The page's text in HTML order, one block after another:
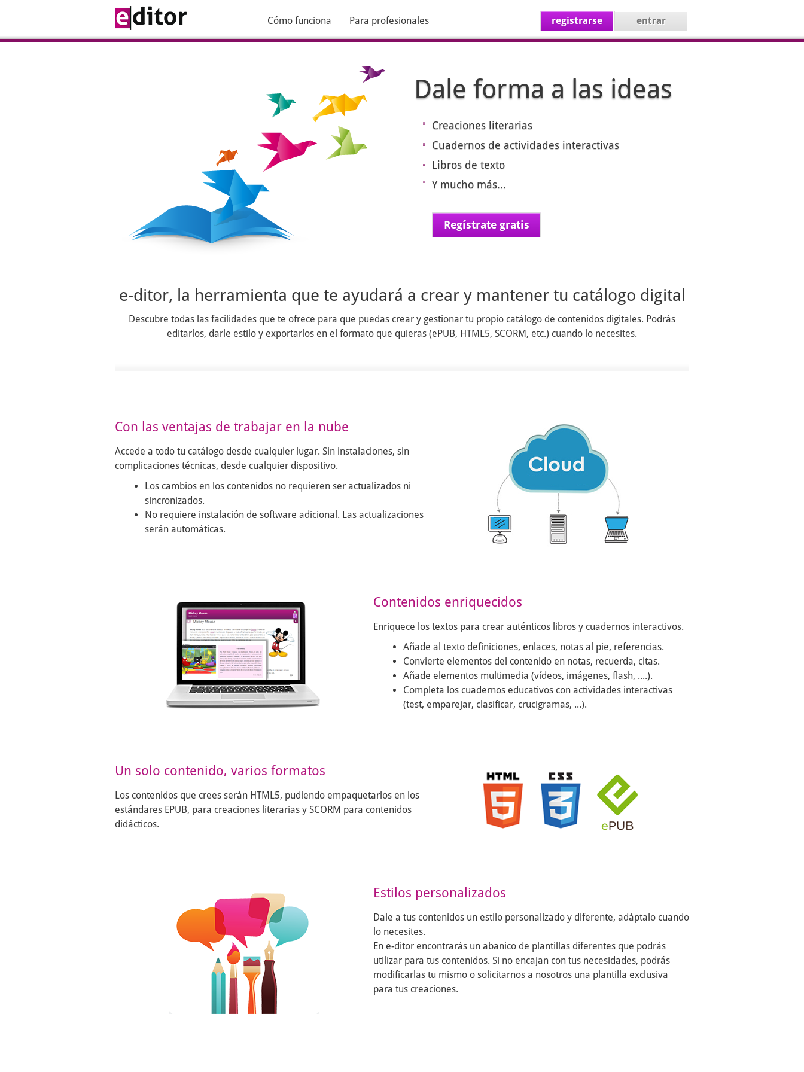
Cómo funciona Para profesionales registrarse entrar
Dale forma a las ideas
Creaciones literarias
Cuadernos de actividades interactivas
Libros de texto
Y mucho más...
Regístrate gratis
e-ditor, la herramienta que te ayudará a crear y mantener tu catálogo digital
Descubre todas las facilidades que te ofrece para que puedas crear y gestionar tu propio catálogo de contenidos digitales. Podrás
editarlos, darle estilo y exportarlos en el formato que quieras (ePUB, HTML5, SCORM, etc.) cuando lo necesites.
Con las ventajas de trabajar en la nube
Accede a todo tu catálogo desde cualquier lugar. Sin instalaciones, sin
complicaciones técnicas, desde cualquier dispositivo.
Los cambios en los contenidos no requieren ser actualizados ni
sincronizados.
No requiere instalación de software adicional. Las actualizaciones
serán automáticas.
Contenidos enriquecidos
Enriquece los textos para crear auténticos libros y cuadernos interactivos.
Añade al texto definiciones, enlaces, notas al pie, referencias.
Convierte elementos del contenido en notas, recuerda, citas.
Añade elementos multimedia (vídeos, imágenes, flash, ....).
Completa los cuadernos educativos con actividades interactivas
(test, emparejar, clasificar, crucigramas, ...).
Un solo contenido, varios formatos
Los contenidos que crees serán HTML5, pudiendo empaquetarlos en los
estándares EPUB, para creaciones literarias y SCORM para contenidos
didácticos.
Estilos personalizados
Dale a tus contenidos un estilo personalizado y diferente, adáptalo cuando
lo necesites.
En e-ditor encontrarás un abanico de plantillas diferentes que podrás
utilizar para tus contenidos. Si no encajan con tus necesidades, podrás
modificarlas tu mismo o solicitarnos a nosotros una plantilla exclusiva
para tus creaciones.